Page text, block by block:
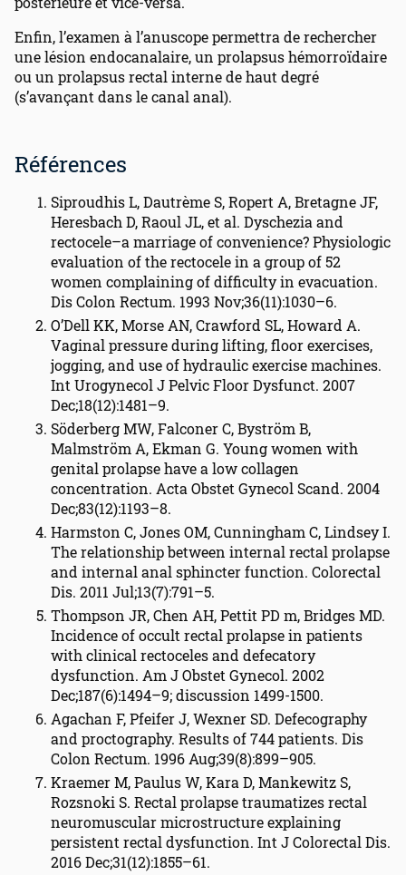
Enfin, l’examen à l’anuscope permettra de rechercher
une lésion endocanalaire, un prolapsus hémorroïdaire
ou un prolapsus rectal interne de haut degré
(s’avançant dans le canal anal).
Références
Siproudhis L, Dautrème S, Ropert A, Bretagne JF,
Heresbach D, Raoul JL, et al. Dyschezia and
rectocele–a marriage of convenience? Physiologic
evaluation of the rectocele in a group of 52
women complaining of difficulty in evacuation.
Dis Colon Rectum. 1993 Nov;36(11):1030–6.
O’Dell KK, Morse AN, Crawford SL, Howard A.
Vaginal pressure during lifting, floor exercises,
jogging, and use of hydraulic exercise machines.
Int Urogynecol J Pelvic Floor Dysfunct. 2007
Dec;18(12):1481–9.
Söderberg MW, Falconer C, Byström B,
Malmström A, Ekman G. Young women with
genital prolapse have a low collagen
concentration. Acta Obstet Gynecol Scand. 2004
Dec;83(12):1193–8.
Harmston C, Jones OM, Cunningham C, Lindsey I.
The relationship between internal rectal prolapse
and internal anal sphincter function. Colorectal
Dis. 2011 Jul;13(7):791–5.
Thompson JR, Chen AH, Pettit PD m, Bridges MD.
Incidence of occult rectal prolapse in patients
with clinical rectoceles and defecatory
dysfunction. Am J Obstet Gynecol. 2002
Dec;187(6):1494–9; discussion 1499-1500.
Agachan F, Pfeifer J, Wexner SD. Defecography
and proctography. Results of 744 patients. Dis
Colon Rectum. 1996 Aug;39(8):899–905.
Kraemer M, Paulus W, Kara D, Mankewitz S,
Rozsnoki S. Rectal prolapse traumatizes rectal
neuromuscular microstructure explaining
persistent rectal dysfunction. Int J Colorectal Dis.
2016 Dec;31(12):1855–61.